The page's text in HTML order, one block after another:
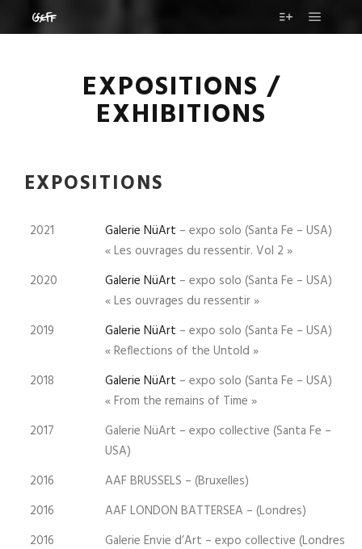
EXPOSITIONS /
EXHIBITIONS
EXPOSITIONS
2021 Galerie NüArt – expo solo (Santa Fe – USA)
« Les ouvrages du ressentir. Vol 2 »
2020
Galerie NüArt – expo solo (Santa Fe – USA)
« Les ouvrages du ressentir »
2019
Galerie NüArt – expo solo (Santa Fe – USA)
« Reflections of the Untold »
2018
Galerie NüArt – expo solo (Santa Fe – USA)
« From the remains of Time »
2017
Galerie NüArt – expo collective (Santa Fe –
USA)
2016
AAF BRUSSELS – (Bruxelles)
2016
AAF LONDON BATTERSEA – (Londres)
2016
Galerie Envie d’Art – expo collective (Londres